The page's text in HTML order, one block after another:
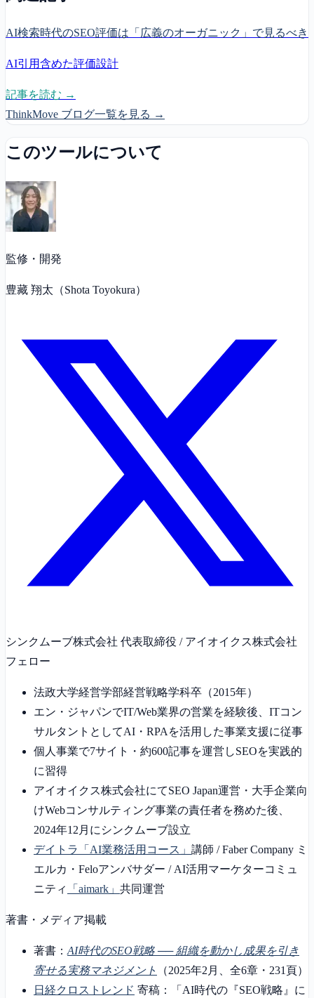
AI検索時代のSEO評価は「広義のオーガニック」で見るべき
AI引用含めた評価設計
記事を読む →
ThinkMove ブログ一覧を見る →
このツールについて
監修・開発
豊藏 翔太（Shota Toyokura）
シンクムーブ株式会社 代表取締役 / アイオイクス株式会社
フェロー
法政大学経営学部経営戦略学科卒（2015年）
エン・ジャパンでIT/Web業界の営業を経験後、ITコン
サルタントとしてAI・RPAを活用した事業支援に従事
個人事業で7サイト・約600記事を運営しSEOを実践的
に習得
アイオイクス株式会社にてSEO Japan運営・大手企業向
けWebコンサルティング事業の責任者を務めた後、
2024年12月にシンクムーブ設立
デイトラ「AI業務活用コース」 講師 / Faber Company ミ
エルカ・Feloアンバサダー / AI活用マーケターコミュ
ニティ
「aimark」 共同運営
著書・メディア掲載
著書： AI時代のSEO戦略 ── 組織を動かし成果を引き
寄せる実務マネジメント
（2025年2月、全6章・231頁）
日経クロストレンド 寄稿：「AI時代の『SEO戦略』に